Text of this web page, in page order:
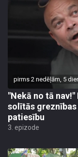
pirms 2 nedēļām, 5
"Nekā no tā
solītās
patiesību
3. epizode